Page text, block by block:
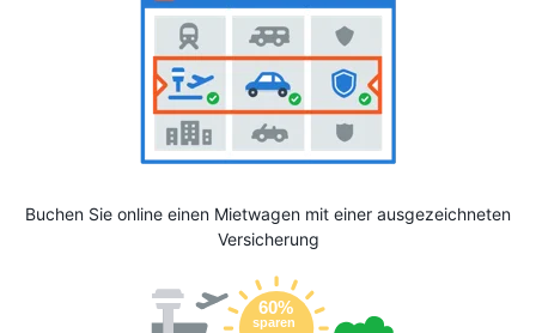
Buchen Sie online einen Mietwagen mit einer ausgezeichneten
Versicherung